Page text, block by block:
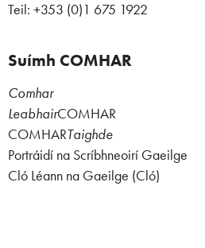
Teil: +353 (0)1 675 1922
Suímh COMHAR
Comhar
LeabhairCOMHAR
COMHARTaighde
Portráidí na Scríbhneoirí Gaeilge
Cló Léann na Gaeilge (Cló)